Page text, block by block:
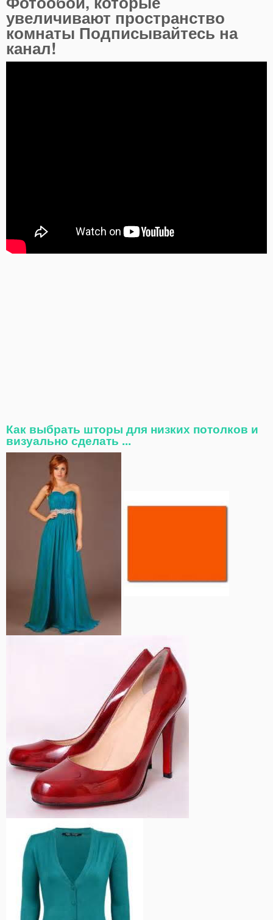
увеличивают пространство
комнаты Подписывайтесь на
канал!
Как выбрать шторы для низких потолков и
визуально сделать ...